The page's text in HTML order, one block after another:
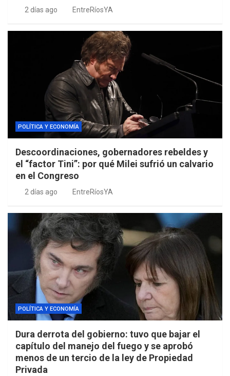
2 días ago EntreRíosYA
POLÍTICA Y ECONOMÍA
Descoordinaciones, gobernadores rebeldes y
el “factor Tini”: por qué Milei sufrió un calvario
en el Congreso
2 días ago EntreRíosYA
POLÍTICA Y ECONOMÍA
Dura derrota del gobierno: tuvo que bajar el
capítulo del manejo del fuego y se aprobó
menos de un tercio de la ley de Propiedad
Privada